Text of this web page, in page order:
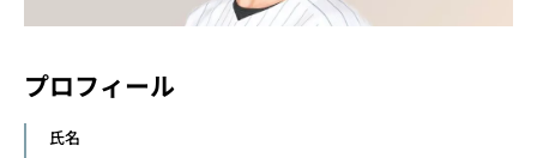
プロフィール
氏名